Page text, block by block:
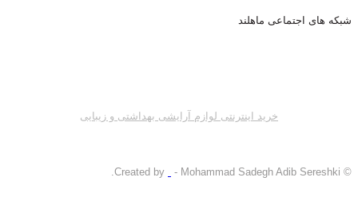
شبکه های اجتماعی ماهلند
خرید اینترنتی لوازم آرایشی بهداشتی و زیبایی
© Created by
- Mohammad Sadegh Adib Sereshki.